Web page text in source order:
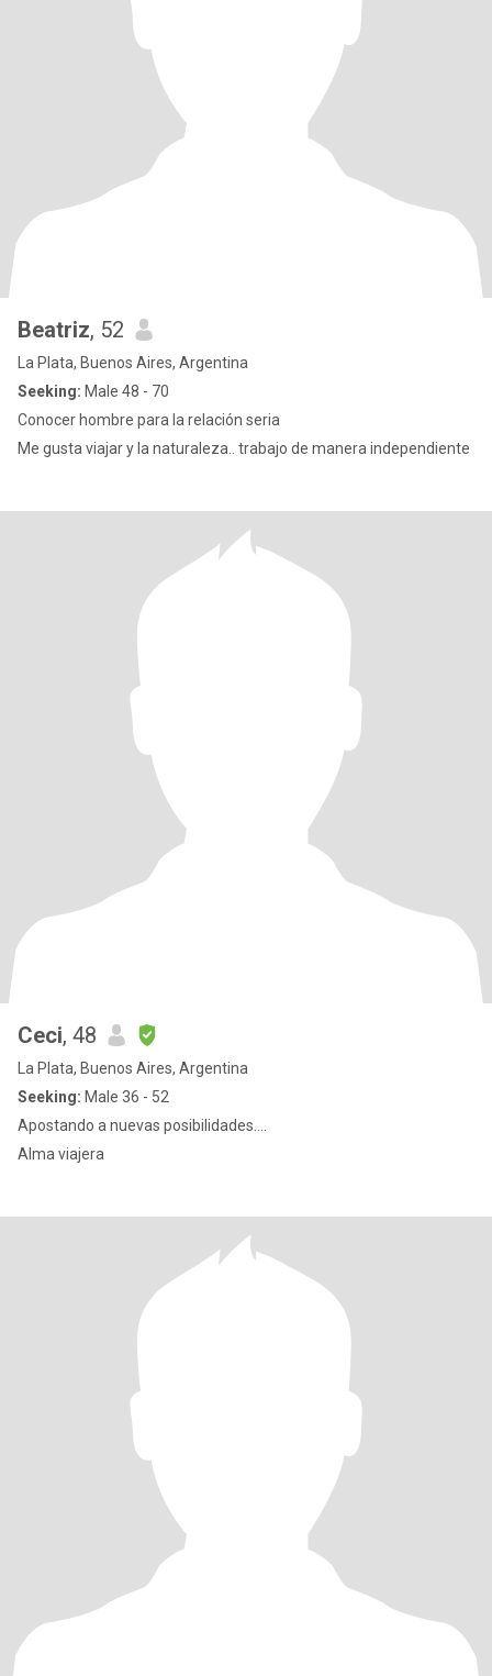
Beatriz, 52
La Plata, Buenos Aires, Argentina
Seeking: Male 48 - 70
Conocer hombre para la relación seria
Me gusta viajar y la naturaleza.. trabajo de manera independiente
Ceci, 48
La Plata, Buenos Aires, Argentina
Seeking: Male 36 - 52
Apostando a nuevas posibilidades....
Alma viajera